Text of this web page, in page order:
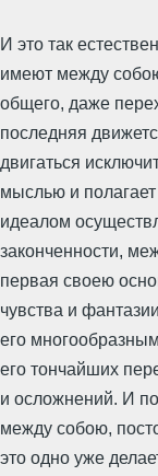
И это так
имеют между
общего, даже
последняя
двигаться
мыслью и
идеалом
законченности,
первая своею
чувства и
его
его тончайших
и осложнений. И
между собою,
это одно уже